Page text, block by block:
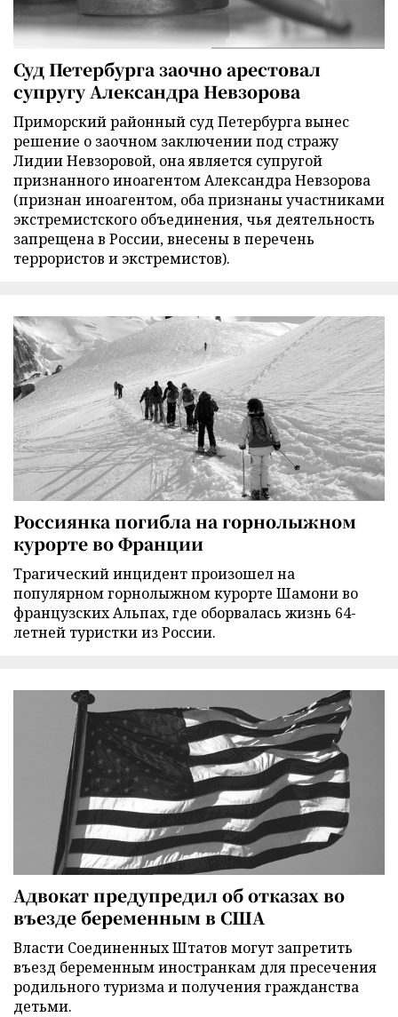
Суд Петербурга заочно арестовал
супругу Александра Невзорова
Приморский районный суд Петербурга вынес
решение о заочном заключении под стражу
Лидии Невзоровой, она является супругой
признанного иноагентом Александра Невзорова
(признан иноагентом, оба признаны участниками
экстремистского объединения, чья деятельность
запрещена в России, внесены в перечень
террористов и экстремистов).
Россиянка погибла на горнолыжном
курорте во Франции
Трагический инцидент произошел на
популярном горнолыжном курорте Шамони во
французских Альпах, где оборвалась жизнь 64-
летней туристки из России.
Адвокат предупредил об отказах во
въезде беременным в США
Власти Соединенных Штатов могут запретить
въезд беременным иностранкам для пресечения
родильного туризма и получения гражданства
детьми.